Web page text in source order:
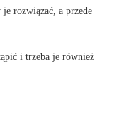
rozwiązać, a przede
i trzeba je również